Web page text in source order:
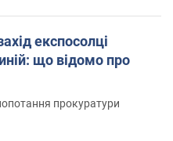
прокуратури